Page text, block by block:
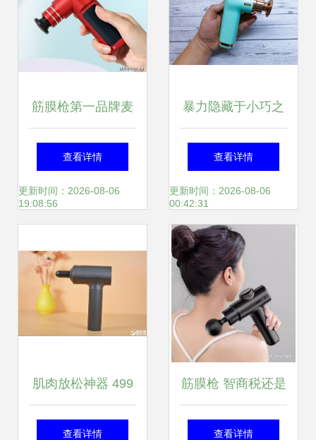
筋膜枪第一品牌麦
瑞克新品nano发
售,360g纤巧机身
查看详情
更新时间：2026-08-06
19:08:56
暴力隐藏于小巧之
中 野小兽MG10筋
膜枪深度评测
查看详情
更新时间：2026-08-06
00:42:31
肌肉放松神器 499
元米家筋膜枪开箱
查看详情
筋膜枪 智商税还是
健身好伴侣？一文
查看详情